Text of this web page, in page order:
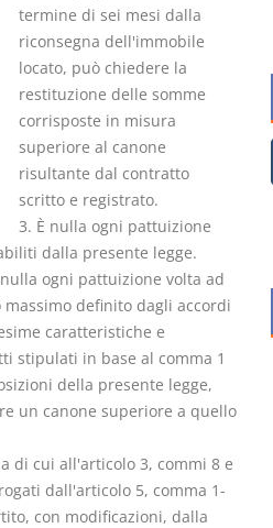
termine di sei mesi dalla
riconsegna dell'immobile
locato, può chiedere la
restituzione delle somme
corrisposte in misura
superiore al canone
risultante dal contratto
scritto e registrato.
3. È nulla ogni pattuizione
dalla presente legge.
ogni pattuizione volta ad
definito dagli accordi
caratteristiche e
stipulati in base al comma 1
della presente legge,
un canone superiore a quello
di cui all'articolo 3, commi 8 e
dall'articolo 5, comma 1-
con modificazioni, dalla